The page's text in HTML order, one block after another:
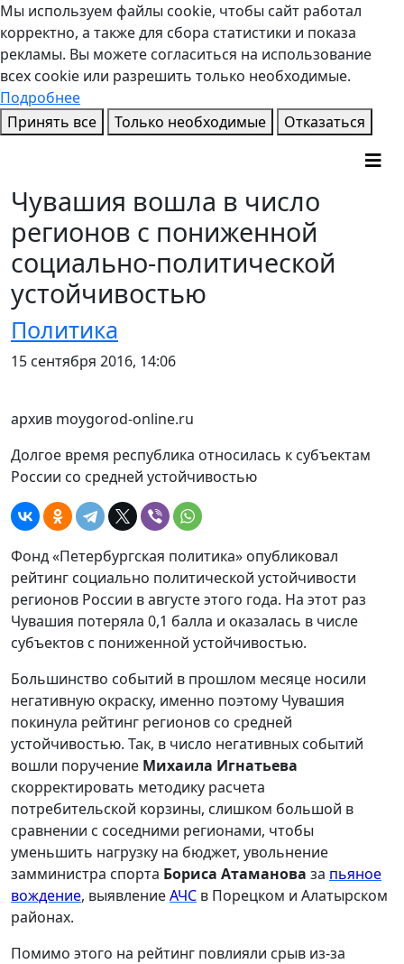
Мы используем файлы cookie, чтобы сайт работал
корректно, а также для сбора статистики и показа
рекламы. Вы можете согласиться на использование
всех cookie или разрешить только необходимые.
Подробнее
Принять все
Только необходимые Отказаться
Чувашия вошла в число
регионов с пониженной
социально-политической
устойчивостью
Политика
15 сентября 2016, 14:06
архив moygorod-online.ru
Долгое время республика относилась к субъектам
России со средней устойчивостью
Фонд «Петербургская политика» опубликовал
рейтинг социально политической устойчивости
регионов России в августе этого года. На этот раз
Чувашия потеряла 0,1 балла и оказалась в числе
субъектов с пониженной устойчивостью.
Большинство событий в прошлом месяце носили
негативную окраску, именно поэтому Чувашия
покинула рейтинг регионов со средней
устойчивостью. Так, в число негативных событий
вошли поручение Михаила Игнатьева
скорректировать методику расчета
потребительской корзины, слишком большой в
сравнении с соседними регионами, чтобы
уменьшить нагрузку на бюджет, увольнение
замминистра спорта Бориса Атаманова за пьяное
вождение, выявлениеАЧС в Порецком и Алатырском
районах.
Помимо этого на рейтинг повлияли срыв из-за